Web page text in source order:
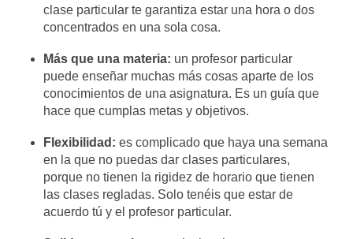
clase particular te garantiza estar una hora o dos
concentrados en una sola cosa.
Más que una materia: un profesor particular
puede enseñar muchas más cosas aparte de los
conocimientos de una asignatura. Es un guía que
hace que cumplas metas y objetivos.
Flexibilidad: es complicado que haya una semana
en la que no puedas dar clases particulares,
porque no tienen la rigidez de horario que tienen
las clases regladas. Solo tenéis que estar de
acuerdo tú y el profesor particular.